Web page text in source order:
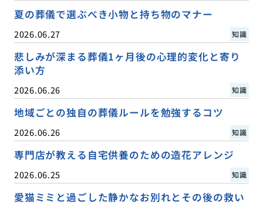
夏の葬儀で選ぶべき小物と持ち物のマナー
2026.06.27 知識
悲しみが深まる葬儀1ヶ月後の心理的変化と寄り
添い方
2026.06.26 知識
地域ごとの独自の葬儀ルールを勉強するコツ
2026.06.26 知識
専門店が教える自宅供養のための造花アレンジ
2026.06.25 知識
愛猫ミミと過ごした静かなお別れとその後の救い